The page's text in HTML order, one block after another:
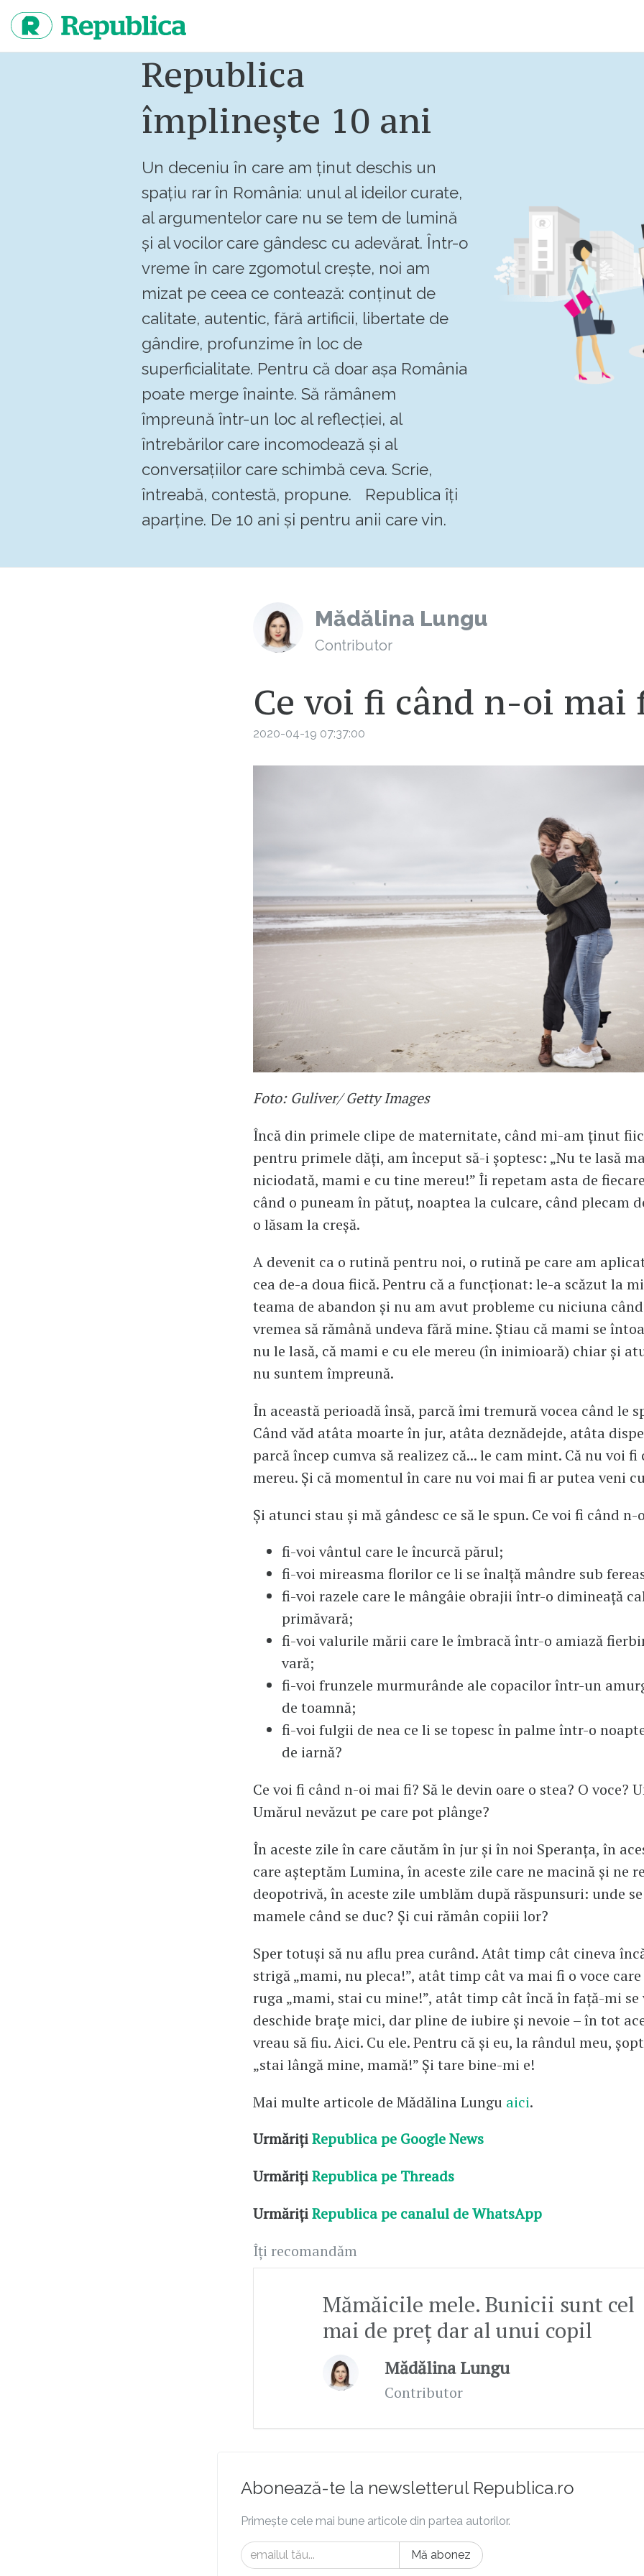
continut
Republica
împlinește 10 ani
Un deceniu în care am ținut deschis un
spațiu rar în România: unul al ideilor curate,
al argumentelor care nu se tem de lumină
și al vocilor care gândesc cu adevărat. Într-o
vreme în care zgomotul crește, noi am
mizat pe ceea ce contează: conținut de
calitate, autentic, fără artificii, libertate de
gândire, profunzime în loc de
superficialitate. Pentru că doar așa România
poate merge înainte. Să rămânem
împreună într-un loc al reflecției, al
întrebărilor care incomodează și al
conversațiilor care schimbă ceva. Scrie,
întreabă, contestă, propune. Republica îți
aparține. De 10 ani și pentru anii care vin.
Mădălina Lungu
Contributor
Ce voi fi când n-oi mai
2020-04-19 07:37:00
Foto: Guliver/ Getty Images
Încă din primele clipe de maternitate, când mi-am ținut
pentru primele dăți, am început să-i șoptesc: „Nu te lasă
niciodată, mami e cu tine mereu!” Îi repetam asta de
când o puneam în pătuț, noaptea la culcare, când plecam
o lăsam la creșă.
A devenit ca o rutină pentru noi, o rutină pe care am
cea de-a doua fiică. Pentru că a funcționat: le-a scăzut la
teama de abandon și nu am avut probleme cu niciuna
vremea să rămână undeva fără mine. Știau că mami se
nu le lasă, că mami e cu ele mereu (în inimioară) chiar și
nu suntem împreună.
În această perioadă însă, parcă îmi tremură vocea când le
Când văd atâta moarte în jur, atâta deznădejde, atâta
parcă încep cumva să realizez că... le cam mint. Că nu voi fi
mereu. Și că momentul în care nu voi mai fi ar putea veni
Și atunci stau și mă gândesc ce să le spun. Ce voi fi când
fi-voi vântul care le încurcă părul;
fi-voi mireasma florilor ce li se înalță mândre sub
fi-voi razele care le mângâie obrajii într-o dimineață
primăvară;
fi-voi valurile mării care le îmbracă într-o amiază
vară;
fi-voi frunzele murmurânde ale copacilor într-un
de toamnă;
fi-voi fulgii de nea ce li se topesc în palme într-o
de iarnă?
Ce voi fi când n-oi mai fi? Să le devin oare o stea? O voce?
Umărul nevăzut pe care pot plânge?
În aceste zile în care căutăm în jur și în noi Speranța, în
care așteptăm Lumina, în aceste zile care ne macină și ne
deopotrivă, în aceste zile umblăm după răspunsuri: unde
mamele când se duc? Și cui rămân copiii lor?
Sper totuși să nu aflu prea curând. Atât timp cât cineva
strigă „mami, nu pleca!”, atât timp cât va mai fi o voce care
ruga „mami, stai cu mine!”, atât timp cât încă în față-mi se
deschide brațe mici, dar pline de iubire și nevoie – în tot
vreau să fiu. Aici. Cu ele. Pentru că și eu, la rândul meu,
„stai lângă mine, mamă!” Și tare bine-mi e!
Mai multe articole de Mădălina Lungu aici.
UrmărițiRepublica pe Google News
UrmărițiRepublica pe Threads
UrmărițiRepublica pe canalul de WhatsApp
Îți recomandăm
Mămăicile mele. Bunicii sunt cel
mai de preț dar al unui copil
Mădălina Lungu
Contributor
Abonează-te la newsletterul Republica.ro
Primește cele mai bune articole din partea autorilor.
Mă abonez